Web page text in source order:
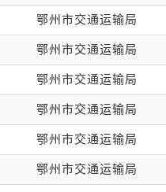
鄂州市交通运输局
鄂州市交通运输局
鄂州市交通运输局
鄂州市交通运输局
鄂州市交通运输局
鄂州市交通运输局